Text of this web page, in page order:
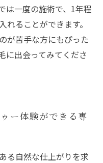
は一度の施術で、1年程
ることができます。
が苦手な方にもぴった
に出会ってみてくださ
ー体験ができる専
る自然な仕上がりを求